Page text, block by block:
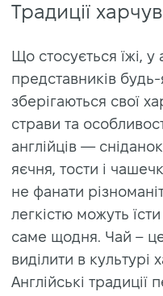
Традиції
Що стосується їжі, у
представників
зберігаються свої
страви та
англійців —
яєчня, тости і
не фанати
легкістю можуть
саме щодня. Чай –
виділити в культурі
Англійські